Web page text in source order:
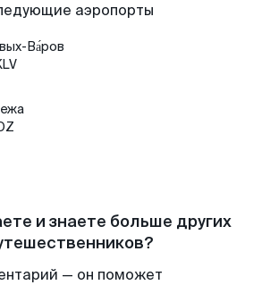
аэропорты
Ва́ров
и знаете больше других
— он поможет